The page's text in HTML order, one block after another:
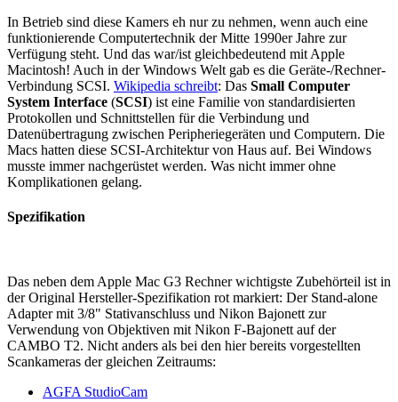
In Betrieb sind diese Kamers eh nur zu nehmen, wenn auch eine
funktionierende Computertechnik der Mitte 1990er Jahre zur
Verfügung steht. Und das war/ist gleichbedeutend mit Apple
Macintosh! Auch in der Windows Welt gab es die Geräte-/Rechner-
Verbindung SCSI. Wikipedia schreibt: Das Small Computer
System Interface (SCSI) ist eine Familie von standardisierten
Protokollen und Schnittstellen für die Verbindung und
Datenübertragung zwischen Peripheriegeräten und Computern. Die
Macs hatten diese SCSI-Architektur von Haus auf. Bei Windows
musste immer nachgerüstet werden. Was nicht immer ohne
Komplikationen gelang.
Spezifikation
Das neben dem Apple Mac G3 Rechner wichtigste Zubehörteil ist in
der Original Hersteller-Spezifikation rot markiert: Der Stand-alone
Adapter mit 3/8" Stativanschluss und Nikon Bajonett zur
Verwendung von Objektiven mit Nikon F-Bajonett auf der
CAMBO T2. Nicht anders als bei den hier bereits vorgestellten
Scankameras der gleichen Zeitraums:
AGFA StudioCam